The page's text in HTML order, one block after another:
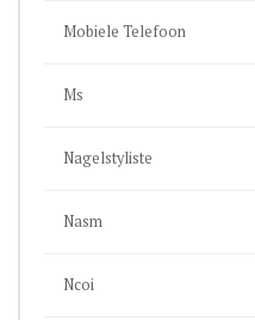
Mobiele Telefoon
Ms
Nagelstyliste
Nasm
Ncoi